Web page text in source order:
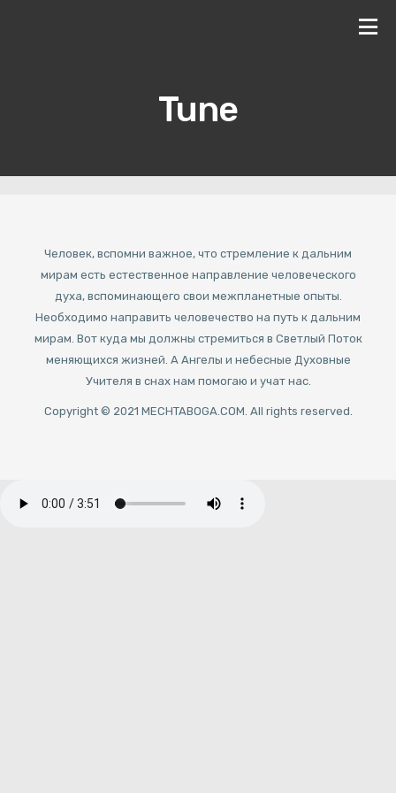
Tune
Человек, вспомни важное, что стремление к дальним
мирам есть естественное направление человеческого
духа, вспоминающего свои межпланетные опыты.
Необходимо направить человечество на путь к дальним
мирам. Вот куда мы должны стремиться в Светлый Поток
меняющихся жизней. А Ангелы и небесные Духовные
Учителя в снах нам помогаю и учат нас.
Copyright © 2021 MECHTABOGA.COM. All rights reserved.